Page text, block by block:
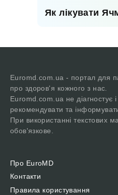
Як лікувати
Euromd.com.ua - портал для
про здоров'я кожного з нас.
Euromd.com.ua не діагностує
рекомендувати та
При використанні текстових
обов'язкове.
Про EuroMD
Контакти
Правила користування